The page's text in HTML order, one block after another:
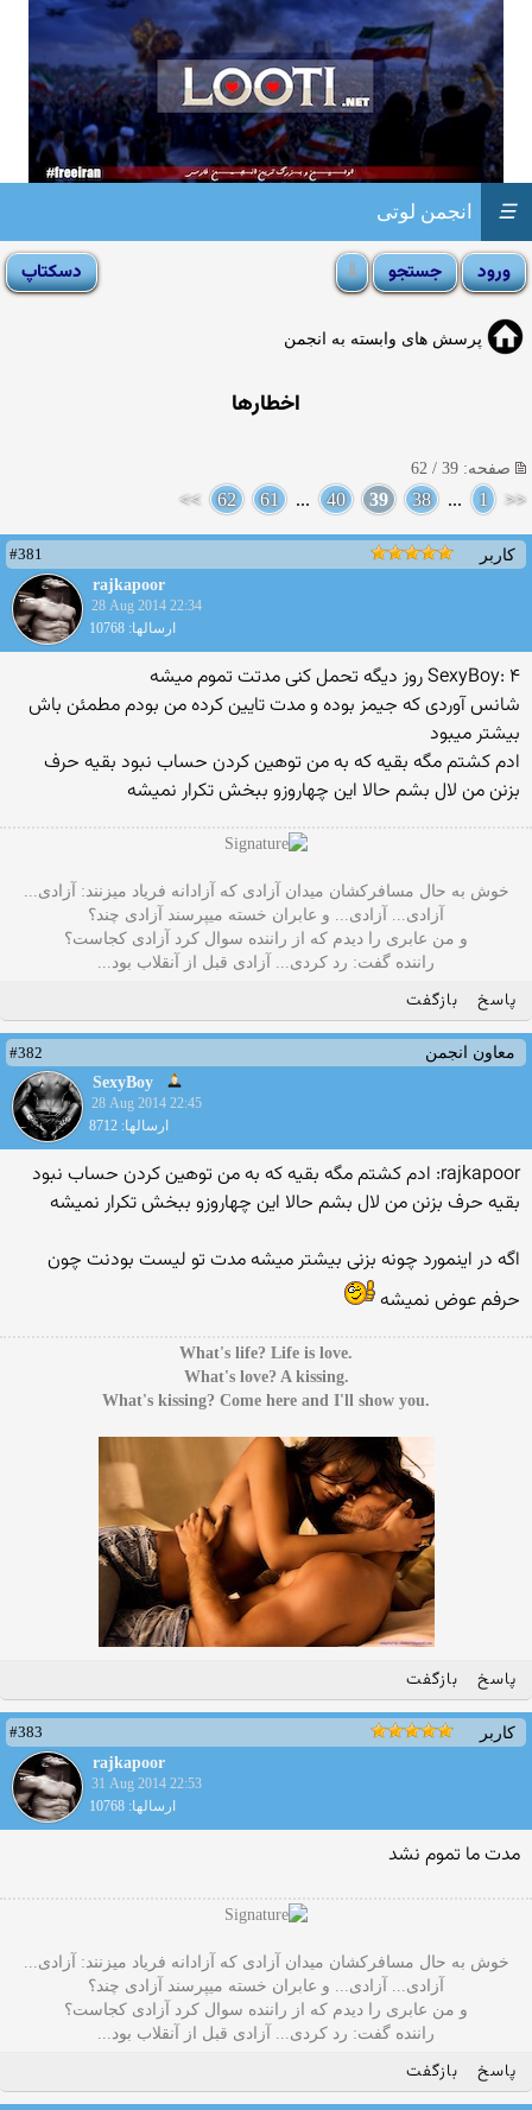
انجمن لوتی ☰
پرسش های وابسته به انجمن
اخطارها
صفحه: 39 / 62
<<
1
...
38
39
40
...
61
62
>>
کاربر
#381
rajkapoor
28 Aug 2014 22:34
ارسالها: 10768
SexyBoy: ۴ روز دیگه تحمل کنی مدتت تموم میشه
شانس آوردی که جیمز بوده و مدت تایین کرده من بودم مطمئن باش
بیشتر میبود
ادم کشتم مگه بقیه که به من توهین کردن حساب نبود بقیه حرف
بزنن من لال بشم حالا این چهاروزو ببخش تکرار نمیشه
خوش به حال مسافرکشان میدان آزادی که آزادانه فریاد میزنند: آزادی...
آزادی... آزادی... و عابران خسته میپرسند آزادی چند؟
و من عابری را دیدم که از راننده سوال کرد آزادی کجاست؟
راننده گفت: رد کردی... آزادی قبل از آنقلاب بود...
پاسخ بازگفت
معاون انجمن
#382
SexyBoy
28 Aug 2014 22:45
ارسالها: 8712
rajkapoor: ادم کشتم مگه بقیه که به من توهین کردن حساب نبود
بقیه حرف بزنن من لال بشم حالا این چهاروزو ببخش تکرار نمیشه
اگه در اینمورد چونه بزنی بیشتر میشه مدت تو لیست بودنت چون
حرفم عوض نمیشه
.What's life? Life is love
.What's love? A kissing
.What's kissing? Come here and I'll show you
پاسخ بازگفت
کاربر
#383
rajkapoor
31 Aug 2014 22:53
ارسالها: 10768
مدت ما تموم نشد
خوش به حال مسافرکشان میدان آزادی که آزادانه فریاد میزنند: آزادی...
آزادی... آزادی... و عابران خسته میپرسند آزادی چند؟
و من عابری را دیدم که از راننده سوال کرد آزادی کجاست؟
راننده گفت: رد کردی... آزادی قبل از آنقلاب بود...
پاسخ بازگفت